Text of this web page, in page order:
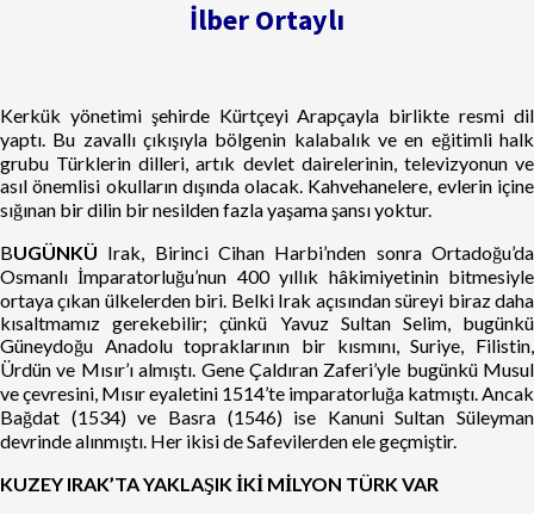
İlber Ortaylı
Kerkük yönetimi şehirde Kürtçeyi Arapçayla birlikte resmi dil
yaptı. Bu zavallı çıkışıyla bölgenin kalabalık ve en eğitimli halk
grubu Türklerin dilleri, artık devlet dairelerinin, televizyonun ve
asıl önemlisi okulların dışında olacak. Kahvehanelere, evlerin içine
sığınan bir dilin bir nesilden fazla yaşama şansı yoktur.
BUGÜNKÜ Irak, Birinci Cihan Harbi’nden sonra Ortadoğu’da
Osmanlı İmparatorluğu’nun 400 yıllık hâkimiyetinin bitmesiyle
ortaya çıkan ülkelerden biri. Belki Irak açısından süreyi biraz daha
kısaltmamız gerekebilir; çünkü Yavuz Sultan Selim, bugünkü
Güneydoğu Anadolu topraklarının bir kısmını, Suriye, Filistin,
Ürdün ve Mısır’ı almıştı. Gene Çaldıran Zaferi’yle bugünkü Musul
ve çevresini, Mısır eyaletini 1514’te imparatorluğa katmıştı. Ancak
Bağdat (1534) ve Basra (1546) ise Kanuni Sultan Süleyman
devrinde alınmıştı. Her ikisi de Safevilerden ele geçmiştir.
KUZEY IRAK’TA YAKLAŞIKİKİ MİLYON TÜRK VAR